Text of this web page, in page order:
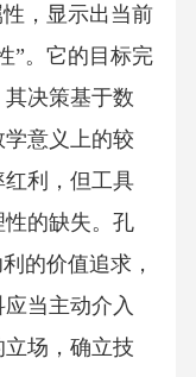
，显示出当前
”。它的目标完
决策基于数
意义上的较
利，但工具
的缺失。孔
的价值追求，
当主动介入
场，确立技